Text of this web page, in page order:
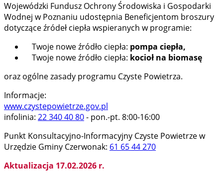
Wojewódzki Fundusz Ochrony Środowiska i Gospodarki
Wodnej w Poznaniu udostępnia Beneficjentom broszury
dotyczące źródeł ciepła wspieranych w programie:
Twoje nowe źródło ciepła: pompa ciepła,
Twoje nowe źródło ciepła: kocioł na biomasę
oraz ogólne zasady programu Czyste Powietrza.
Informacje:
www.czystepowietrze.gov.pl
infolinia: 22 340 40 80- pon.-pt. 8:00-16:00
Punkt Konsultacyjno-Informacyjny Czyste Powietrze w
Urzędzie Gminy Czerwonak: 61 65 44 270
Aktualizacja 17.02.2026 r.